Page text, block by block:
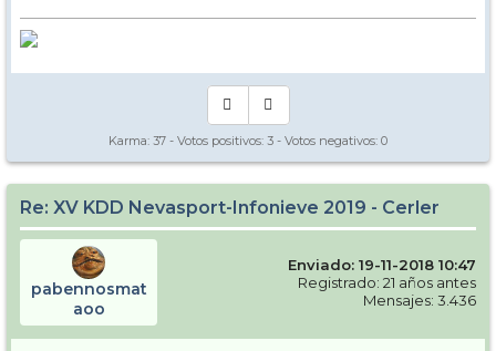
Karma: 37 - Votos positivos: 3 - Votos negativos: 0
Re: XV KDD Nevasport-Infonieve 2019 - Cerler
pabennosmat
aoo
Enviado: 19-11-2018 10:47
Registrado: 21 años antes
Mensajes: 3.436